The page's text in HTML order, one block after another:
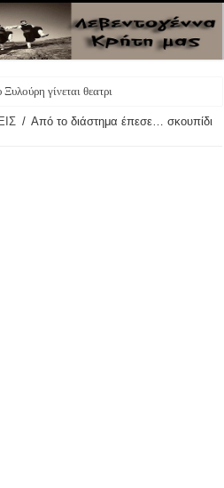
γίνεται θεατρική π
/ Από το διάστημα έπεσε… σκουπίδι